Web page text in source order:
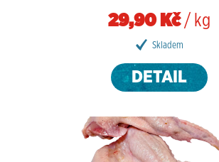
29,90 Kč/ kg
Skladem
DETAIL